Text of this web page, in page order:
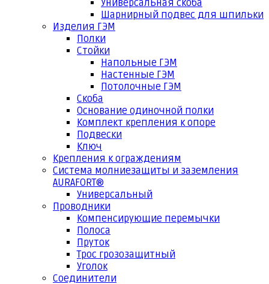
Универсальная скоба
Шарнирный подвес для шпильки
Изделия ГЭМ
Полки
Стойки
Напольные ГЭМ
Настенные ГЭМ
Потолочные ГЭМ
Скоба
Основание одиночной полки
Комплект крепления к опоре
Подвески
Ключ
Крепления к ограждениям
Система молниезащиты и заземления
AURAFORT®
Универсальный
Проводники
Компенсирующие перемычки
Полоса
Пруток
Трос грозозащитный
Уголок
Соединители